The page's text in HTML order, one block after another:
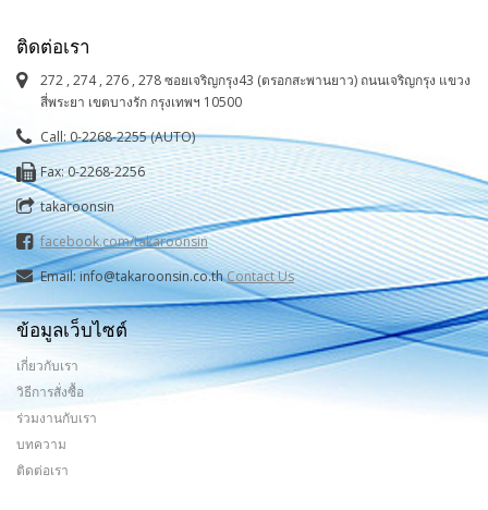
ติดต่อเรา
272 , 274 , 276 , 278 ซอยเจริญกรุง43 (ตรอกสะพานยาว) ถนนเจริญกรุง แขวง
สี่พระยา เขตบางรัก กรุงเทพฯ 10500
Call: 0-2268-2255 (AUTO)
Fax: 0-2268-2256
takaroonsin
facebook.com/takaroonsin
Email: info@takaroonsin.co.thContact Us
ข้อมูลเว็บไซต์
เกี่ยวกับเรา
วิธีการสั่งซื้อ
ร่วมงานกับเรา
บทความ
ติดต่อเรา